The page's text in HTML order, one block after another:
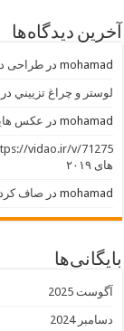
آخرین دیدگاه‌ها
mohamad درطراحی
لوستر و چراغ تزييني
mohamad در عکس
vidao.ir/v/71275
های ۲۰۱۹
mohamad در صاف
بایگانی‌ها
آگوست 2025
دسامبر 2024